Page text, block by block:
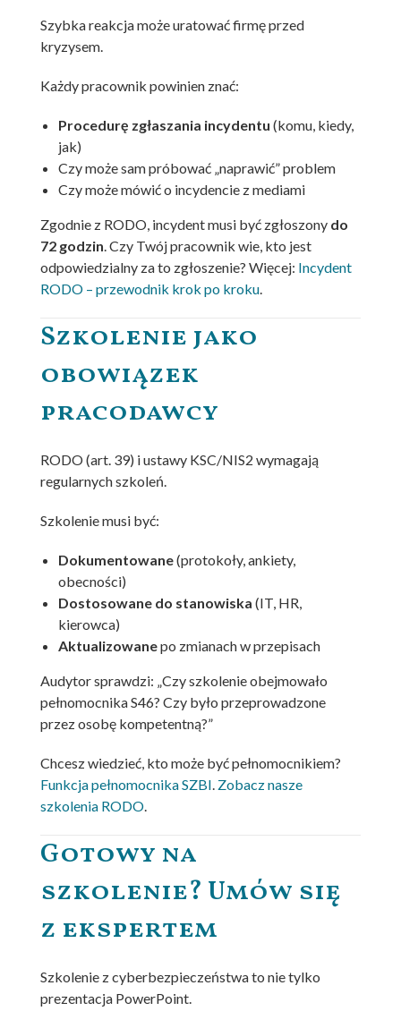
Szybka reakcja może uratować firmę przed
kryzysem.
Każdy pracownik powinien znać:
Procedurę zgłaszania incydentu (komu, kiedy,
jak)
Czy może sam próbować „naprawić” problem
Czy może mówić o incydencie z mediami
Zgodnie z RODO, incydent musi być zgłoszony do
72 godzin. Czy Twój pracownik wie, kto jest
odpowiedzialny za to zgłoszenie? Więcej: Incydent
RODO – przewodnik krok po kroku.
Szkolenie jako
obowiązek
pracodawcy
RODO (art. 39) i ustawy KSC/NIS2 wymagają
regularnych szkoleń.
Szkolenie musi być:
Dokumentowane(protokoły, ankiety,
obecności)
Dostosowane do stanowiska (IT, HR,
kierowca)
Aktualizowanepo zmianach w przepisach
Audytor sprawdzi: „Czy szkolenie obejmowało
pełnomocnika S46? Czy było przeprowadzone
przez osobę kompetentną?”
Chcesz wiedzieć, kto może być pełnomocnikiem?
Funkcja pełnomocnika SZBI. Zobacz nasze
szkolenia RODO.
Gotowy na
szkolenie? Umów się
z ekspertem
Szkolenie z cyberbezpieczeństwa to nie tylko
prezentacja PowerPoint.